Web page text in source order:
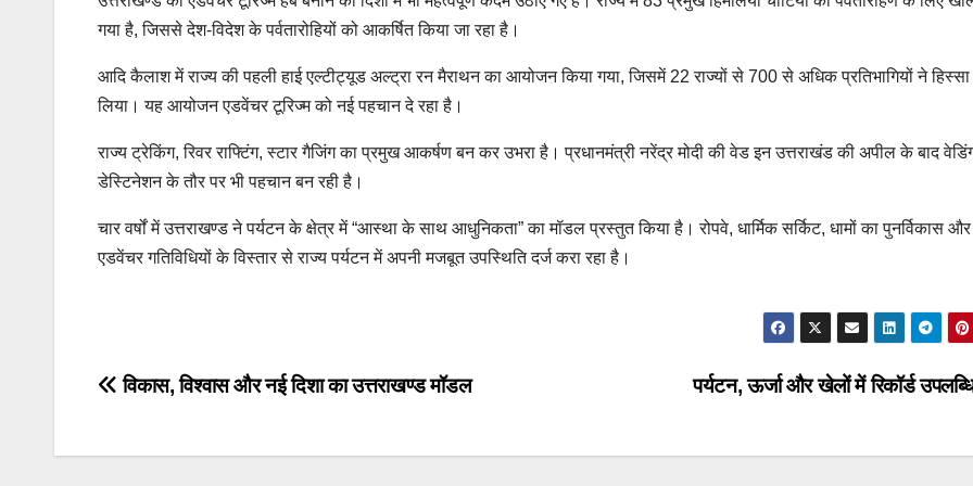
गया है, जिससे देश-विदेश के पर्वतारोहियों को आकर्षित किया जा रहा है।
आदि कैलाश में राज्य की पहली हाई एल्टीट्यूड अल्ट्रा रन मैराथन का आयोजन किया गया, जिसमें 22 राज्यों से 700 से अधिक प्रतिभागियों ने हिस्सा
लिया। यह आयोजन एडवेंचर टूरिज्म को नई पहचान दे रहा है।
राज्य ट्रेकिंग, रिवर राफ्टिंग, स्टार गैजिंग का प्रमुख आकर्षण बन कर उभरा है। प्रधानमंत्री नरेंद्र मोदी की वेड इन उत्तराखंड की अपील के बाद
डेस्टिनेशन के तौर पर भी पहचान बन रही है।
चार वर्षों में उत्तराखण्ड ने पर्यटन के क्षेत्र में “आस्था के साथ आधुनिकता” का मॉडल प्रस्तुत किया है। रोपवे, धार्मिक सर्किट, धामों का पुनर्विकास और
एडवेंचर गतिविधियों के विस्तार से राज्य पर्यटन में अपनी मजबूत उपस्थिति दर्ज करा रहा है।
navigation
Post
पर्यटन, ऊर्जा और खेलों में रिकॉर्ड
विकास, विश्वास और नई दिशा का उत्तराखण्ड मॉडल